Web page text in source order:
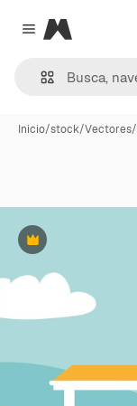
Close menu
Magnific
Inicio/stock/Vectores/
Premium